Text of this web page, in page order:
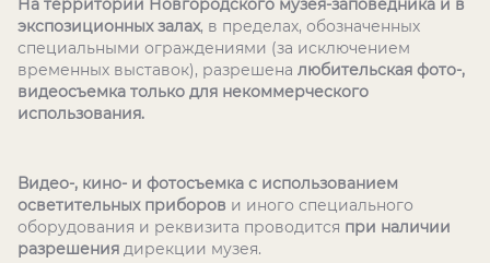
На территории Новгородского музея-заповедника и в
экспозиционных залах, в пределах, обозначенных
специальными ограждениями (за исключением
временных выставок), разрешена любительская фото-,
видеосъемка только для некоммерческого
использования.
Видео-, кино- и фотосъемка с использованием
осветительных приборов и иного специального
оборудования и реквизита проводится при наличии
разрешения дирекции музея.